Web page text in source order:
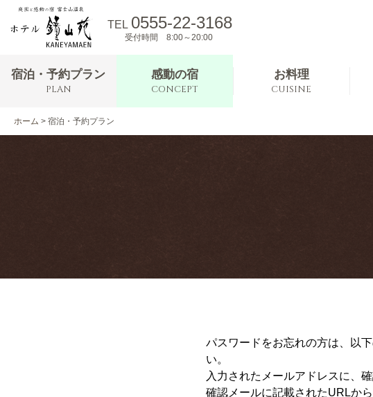
TEL 0555-22-3168
受付時間 8:00～20:00
宿泊・予約プラン
PLAN
感動の宿
CONCEPT
お料理
CUISINE
ホーム > 宿泊・予約プラン
パスワードをお忘れの方は、以
い。
入力されたメールアドレスに、
確認メールに記載されたURLか